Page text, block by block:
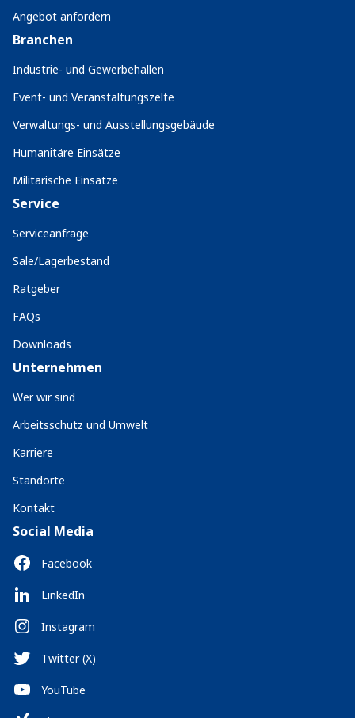
Angebot anfordern
Branchen
Industrie- und Gewerbehallen
Event- und Veranstaltungszelte
Verwaltungs- und Ausstellungsgebäude
Humanitäre Einsätze
Militärische Einsätze
Service
Serviceanfrage
Sale/Lagerbestand
Ratgeber
FAQs
Downloads
Unternehmen
Wer wir sind
Arbeitsschutz und Umwelt
Karriere
Standorte
Kontakt
Social Media
Facebook
LinkedIn
Instagram
Twitter (X)
YouTube